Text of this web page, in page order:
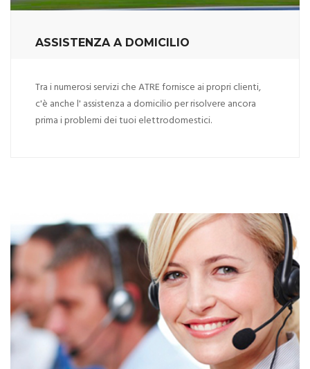
ASSISTENZA A DOMICILIO
Tra i numerosi servizi che ATRE fornisce ai propri clienti,
c'è anche l' assistenza a domicilio per risolvere ancora
prima i problemi dei tuoi elettrodomestici.